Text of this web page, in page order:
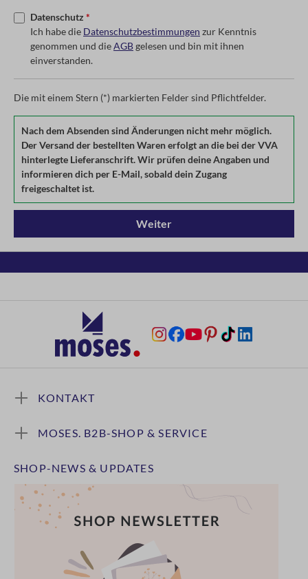
Datenschutz *
Ich habe die Datenschutzbestimmungen zur Kenntnis
genommen und dieAGBgelesen und bin mit ihnen
einverstanden.
Die mit einem Stern (*) markierten Felder sind Pflichtfelder.
Nach dem Absenden sind Änderungen nicht mehr möglich.
Der Versand der bestellten Waren erfolgt an die bei der VVA
hinterlegte Lieferanschrift. Wir prüfen deine Angaben und
informieren dich per E-Mail, sobald dein Zugang
freigeschaltet ist.
Weiter
MOSES. B2B-SHOP & SERVICE
SHOP-NEWS & UPDATES
KONTAKT